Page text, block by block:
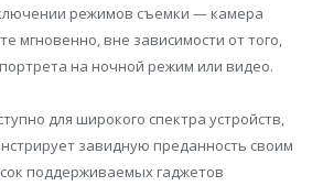
режимов съемки — камера
мгновенно, вне зависимости от того,
на ночной режим или видео.
для широкого спектра устройств,
завидную преданность своим
поддерживаемых гаджетов